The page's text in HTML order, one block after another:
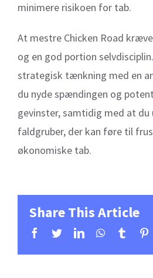
minimere risikoen for tab.
At mestre Chicken Road
og en god portion
strategisk tænkning med en
du nyde spændingen og
gevinster, samtidig med at du
faldgruber, der kan føre til
økonomiske tab.
Share This Article
Facebook
TwitterLinkedinWhatsapp
Tumblr